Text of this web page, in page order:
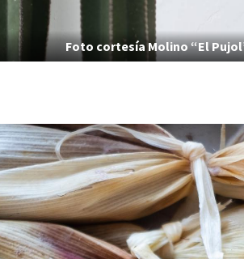
Foto cortesía Molino “El